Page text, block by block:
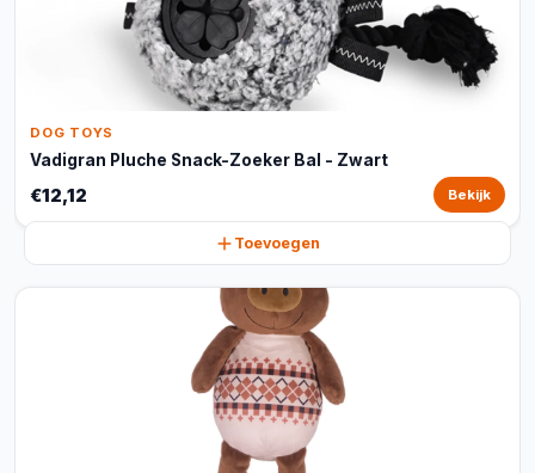
DOG TOYS
Vadigran Pluche Snack-Zoeker Bal - Zwart
€12,12 Bekijk
Toevoegen